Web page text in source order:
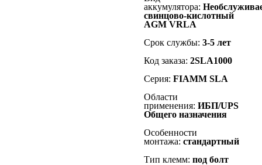
аккумулятора:
свинцово-кислотный
AGM VRLA
Срок службы: 3-5 лет
Код заказа: 2SLA1000
Серия: FIAMM SLA
Области
применения: ИБП/UPS
Общего назначения
Особенности
монтажа: стандартный
Тип клемм: под болт